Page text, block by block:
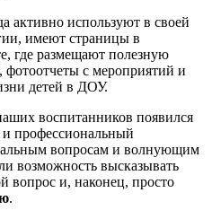
активно используют в своей
имеют страницы в
где размещают полезную
, фотоотчеты с мероприятий и
детей в ДОУ.
воспитанников появился
профессиональный
вопросам и волнующим
возможность высказывать
вопрос и, наконец, просто
.